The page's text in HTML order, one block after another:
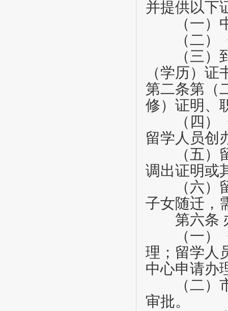
并提供以下
（一）中
（二）《
（三）到
（学历）
第二条第（
修）证明、
（四）《
留学人员创
（五）留
调出证明或
（六）留
子女随迁，
第六条
（一）《
理；留学人
中心申请办
（二）市
审批。